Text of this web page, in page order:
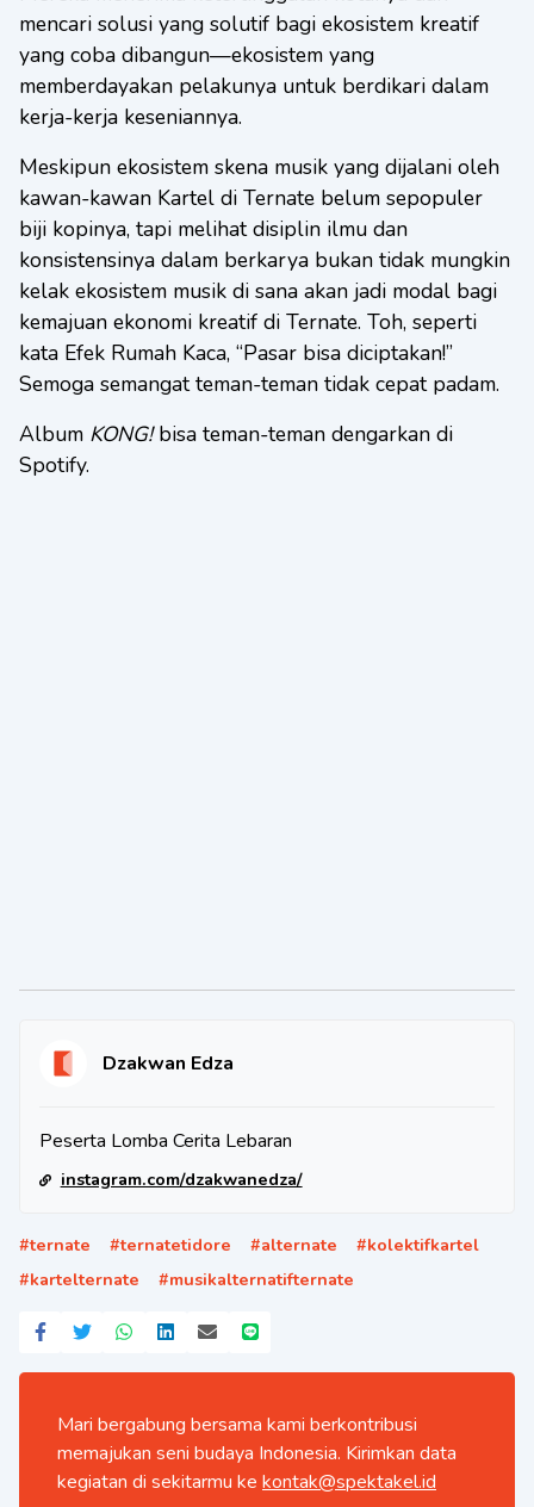
mencari solusi yang solutif bagi ekosistem kreatif
yang coba dibangun—ekosistem yang
memberdayakan pelakunya untuk berdikari dalam
kerja-kerja keseniannya.
Meskipun ekosistem skena musik yang dijalani oleh
kawan-kawan Kartel di Ternate belum sepopuler
biji kopinya, tapi melihat disiplin ilmu dan
konsistensinya dalam berkarya bukan tidak mungkin
kelak ekosistem musik di sana akan jadi modal bagi
kemajuan ekonomi kreatif di Ternate. Toh, seperti
kata Efek Rumah Kaca, “Pasar bisa diciptakan!”
Semoga semangat teman-teman tidak cepat padam.
Album KONG!bisa teman-teman dengarkan di
Spotify.
Dzakwan Edza
Peserta Lomba Cerita Lebaran
instagram.com/dzakwanedza/
#ternate #ternatetidore #alternate #kolektifkartel
#kartelternate #musikalternatifternate
Mari bergabung bersama kami berkontribusi
memajukan seni budaya Indonesia. Kirimkan data
kegiatan di sekitarmu ke kontak@spektakel.id